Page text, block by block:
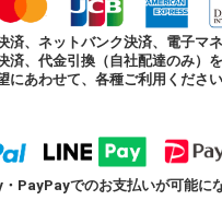
済、ネットバンク決済、電子マネ
済、代金引換（自社配達のみ）
にあわせて、各種ご利用ください
PayPayでのお支払いが可能に